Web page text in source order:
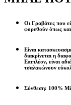
Οι Γραβάτες που
φορεθούν όπως
Είναι
διακρίνεται η
Επιπλέον, είναι
τσαλακώνουν
Σύνθεση: 100%